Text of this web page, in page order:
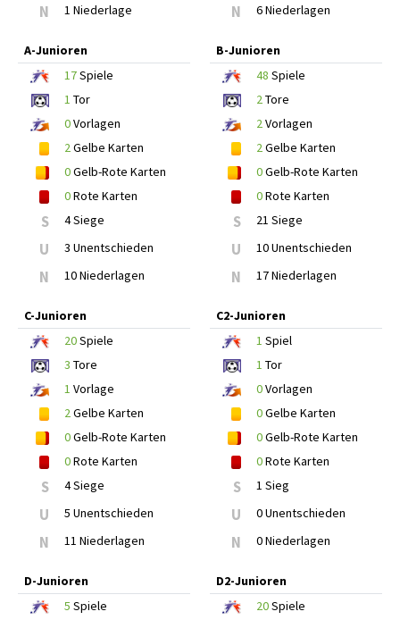
N 1 Niederlage N 6 Niederlagen
A-Junioren
17Spiele
1 Tor
0Vorlagen
2Gelbe Karten
0Gelb-Rote Karten
0Rote Karten
S 4 Siege
U 3 Unentschieden
N 10 Niederlagen
B-Junioren
48 Spiele
2Tore
2Vorlagen
2Gelbe Karten
0Gelb-Rote Karten
0Rote Karten
S 21 Siege
U 10 Unentschieden
N 17 Niederlagen
C-Junioren
20Spiele
3 Tore
1 Vorlage
2Gelbe Karten
0Gelb-Rote Karten
0Rote Karten
S 4 Siege
U 5 Unentschieden
N 11 Niederlagen
C2-Junioren
1 Spiel
1 Tor
0Vorlagen
0Gelbe Karten
0Gelb-Rote Karten
0Rote Karten
S 1 Sieg
U 0 Unentschieden
N 0 Niederlagen
D-Junioren
5 Spiele
D2-Junioren
20Spiele